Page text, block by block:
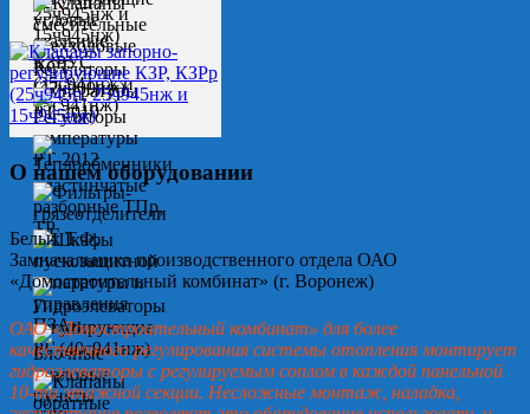
О нашем оборудовании
Белых Т.Ф.
Замначальника производственного отдела ОАО
«Домостроительный комбинат» (г. Воронеж)
ОАО «Домостроительный комбинат» для более
качественного регулирования системы отопления монтирует
гидроэлеваторы с регулируемым соплом в каждой панельной
10-ти этажной секции. Несложные монтаж, наладка,